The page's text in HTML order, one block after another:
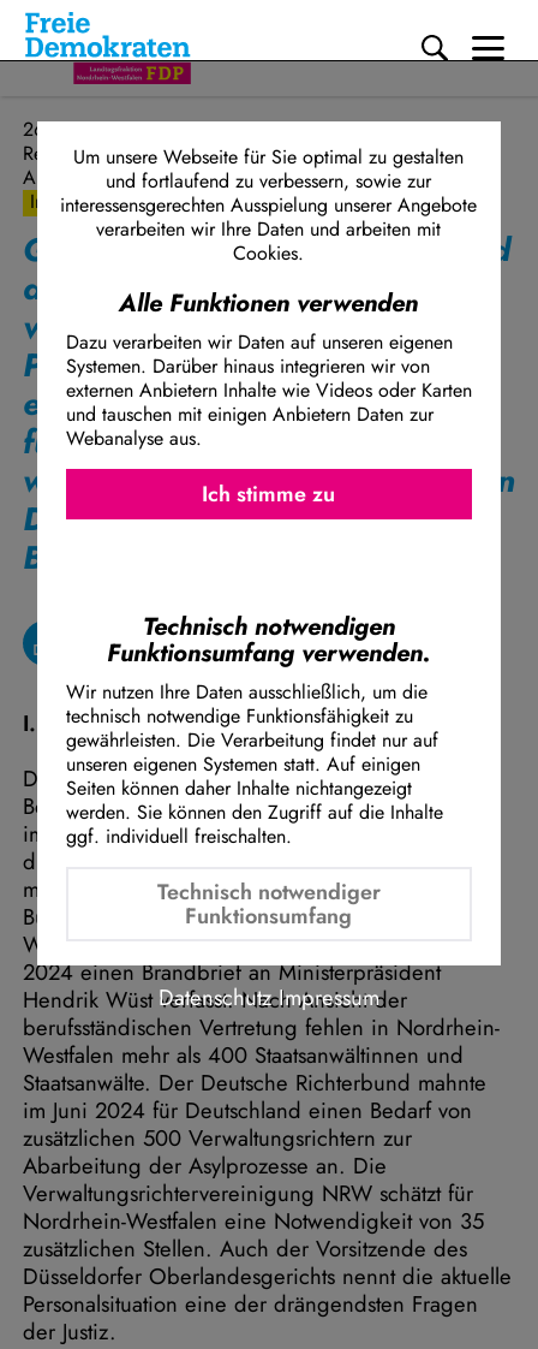
Direkt zum Inhalt
26.11.2024
Rechtspolitik
Antrag
Initiative
Gerade bei knappen Kassen und
akutem Personalmangel ist eine
vorausschauende
Personalbedarfsermittlung
essenziell. Für eine
funktionsfähige Justiz brauchen
wir eine Übersicht der relevanten
Daten und Zahlen in allen 28
Berufsgruppen der Justiz
I. Ausgangslage
Der dringende Personalbedarf in allen
Berufsgruppen der NRW-Justiz führt nicht nur zu
immer längeren Gerichtsverfahren und einem
drohenden Kollaps der Justiz, sondern auch zu
massiver Frustration bei den Beschäftigten. Der
Bund der Richter und Staatsanwälte in Nordrhein-
Westfalen hat vor diesem Hintergrund erst im Mai
2024 einen Brandbrief an Ministerpräsident
Hendrik Wüst verfasst. Nach Ansicht der
berufsständischen Vertretung fehlen in Nordrhein-
Westfalen mehr als 400 Staatsanwältinnen und
Staatsanwälte. Der Deutsche Richterbund mahnte
im Juni 2024 für Deutschland einen Bedarf von
zusätzlichen 500 Verwaltungsrichtern zur
Abarbeitung der Asylprozesse an. Die
Verwaltungsrichtervereinigung NRW schätzt für
Nordrhein-Westfalen eine Notwendigkeit von 35
zusätzlichen Stellen. Auch der Vorsitzende des
Düsseldorfer Oberlandesgerichts nennt die aktuelle
Personalsituation eine der drängendsten Fragen
der Justiz.
Um unsere Webseite für Sie optimal zu gestalten
und fortlaufend zu verbessern, sowie zur
interessensgerechten Ausspielung unserer Angebote
verarbeiten wir Ihre Daten und arbeiten mit
Cookies.
Technisch notwendigen
Funktionsumfang verwenden.
Wir nutzen Ihre Daten ausschließlich, um die
technisch notwendige Funktionsfähigkeit zu
gewährleisten. Die Verarbeitung findet nur auf
unseren eigenen Systemen statt. Auf einigen
Seiten können daher Inhalte nichtangezeigt
werden. Sie können den Zugriff auf die Inhalte
ggf. individuell freischalten.
Technisch notwendiger
Funktionsumfang
Alle Funktionen verwenden
Dazu verarbeiten wir Daten auf unseren eigenen
Systemen. Darüber hinaus integrieren wir von
externen Anbietern Inhalte wie Videos oder Karten
und tauschen mit einigen Anbietern Daten zur
Webanalyse aus.
Facebook Embed / Facebook Connect
Google Maps Embed
Ich stimme zu
Ich stimme
Datenschutz Impressum